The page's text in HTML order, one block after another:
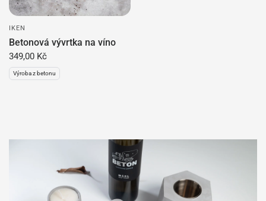
IKEN
Betonová vývrtka na víno
349,00 Kč
Výroba z betonu